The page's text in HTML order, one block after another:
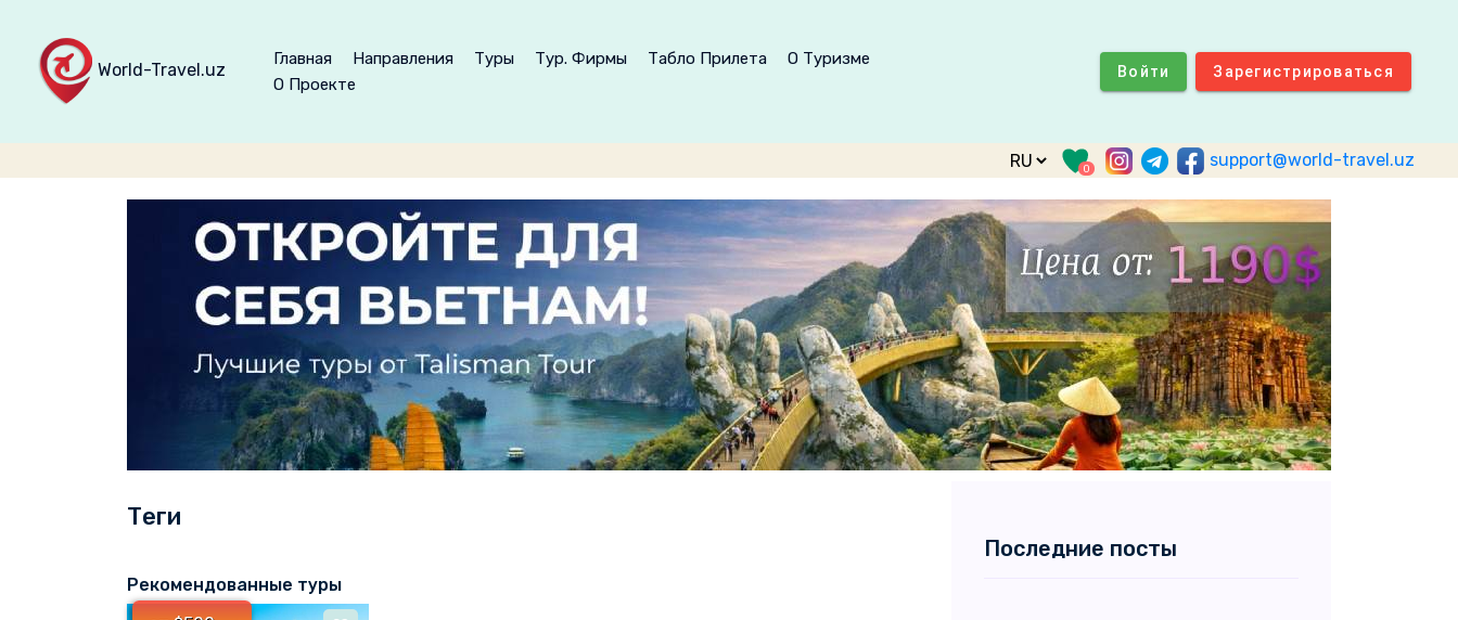
World-Travel.uz
Главная Направления Туры Тур. Фирмы Табло Прилета
О Туризме
О Проекте
Войти Зарегистрироваться
0 support@world-travel.uz
Теги
Рекомендованные туры
Последние посты